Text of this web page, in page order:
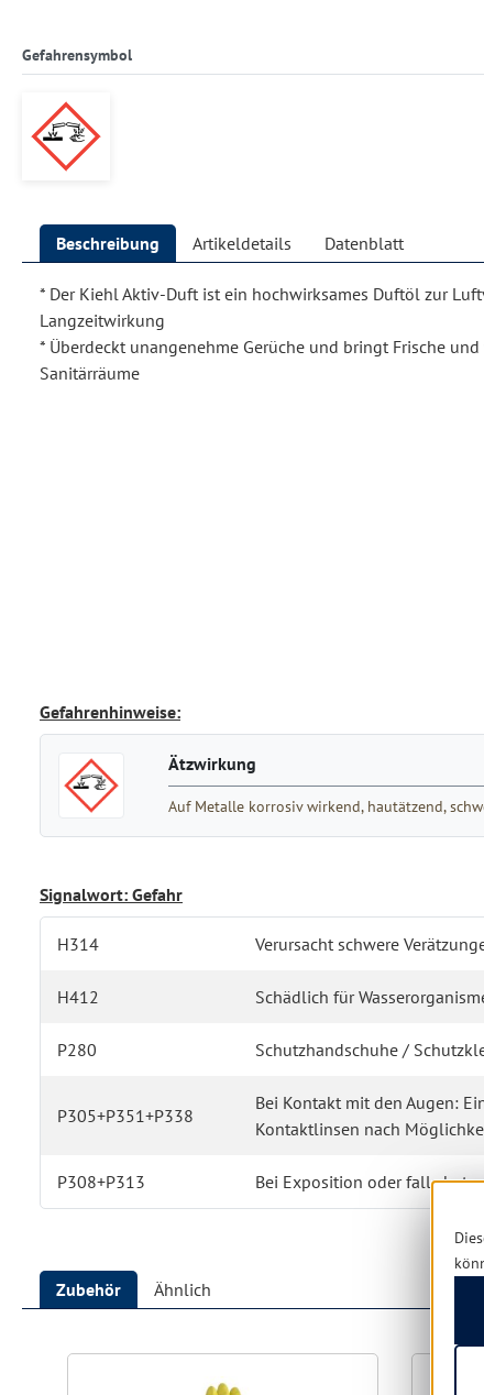
Gefahrensymbol
Beschreibung Artikeldetails Datenblatt
* Der Kiehl Aktiv-Duft ist ein hochwirksames Duftöl zur
Langzeitwirkung
* Überdeckt unangenehme Gerüche und bringt Frische
Sanitärräume
Gefahrenhinweise:
Ätzwirkung
Auf Metalle korrosiv wirkend, hautätzend,
Signalwort: Gefahr
H314 Verursacht schwere
H412 Schädlich für
P280 Schutzhandschuhe /
P305+P351+P338
Bei Kontakt mit den Augen:
Kontaktlinsen nach
P308+P313 Bei Exposition oder falls
Zubehör Ähnlich